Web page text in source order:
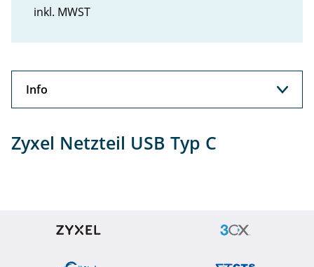
inkl. MWST
Info
Zyxel Netzteil USB Typ C